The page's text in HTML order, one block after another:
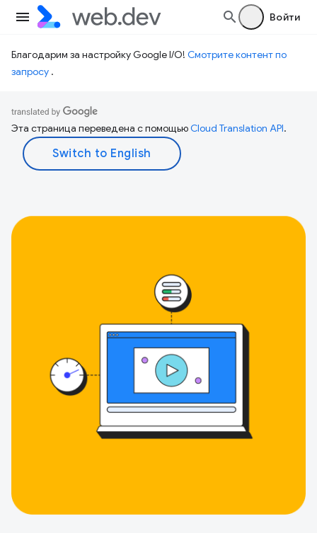
Войти
Благодарим за настройку Google I/O! Смотрите контент по
запросу .
Эта страница переведена с помощьюCloud Translation API.